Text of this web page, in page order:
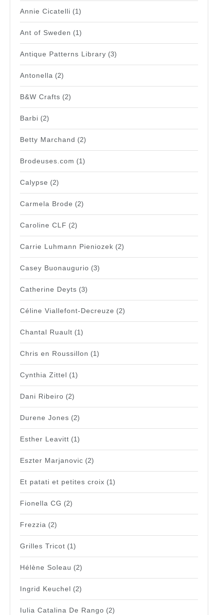
Annie Cicatelli (1)
Ant of Sweden (1)
Antique Patterns Library (3)
Antonella (2)
B&W Crafts (2)
Barbi (2)
Betty Marchand (2)
Brodeuses.com (1)
Calypse (2)
Carmela Brode (2)
Caroline CLF (2)
Carrie Luhmann Pieniozek (2)
Casey Buonaugurio (3)
Catherine Deyts (3)
Céline Viallefont-Decreuze (2)
Chantal Ruault (1)
Chris en Roussillon (1)
Cynthia Zittel (1)
Dani Ribeiro (2)
Durene Jones (2)
Esther Leavitt (1)
Eszter Marjanovic (2)
Et patati et petites croix (1)
Fionella CG (2)
Frezzia (2)
Grilles Tricot (1)
Hélène Soleau (2)
Ingrid Keuchel (2)
Iulia Catalina De Rango (2)